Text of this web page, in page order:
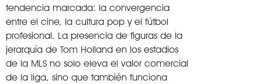
tendencia marcada: la convergencia
entre el cine, la cultura pop y el fútbol
profesional. La presencia de figuras de la
jerarquía de Tom Holland en los estadios
de la MLS no solo eleva el valor comercial
de la liga, sino que también funciona